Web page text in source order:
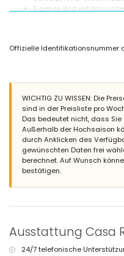
Eigenes Bad mit
Badezimmer mit
großes und
Sonnenliegen
überdachte Terrasse
Grill
3 private Parkplätze
Weitere Informationen
Nächste Stadt: Javea
entfernt)
Nächster Fluss oder Ufer:
Nächster Strand: Playa
Nächster Park: Pinosol,
Nächster Flughafen:
Offizielle Identifikationsnummer
WICHTIG ZU WISSEN: Die
sind in der Preisliste pro
Das bedeutet nicht, dass
Außerhalb der Hochsaison
durch Anklicken des
gewünschten Daten frei
berechnet. Auf Wunsch
bestätigen.
Ausstattung Casa
24/7 telefonische